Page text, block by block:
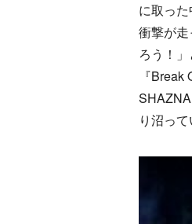
に取っ
衝撃が
ろう！
『
り沼って